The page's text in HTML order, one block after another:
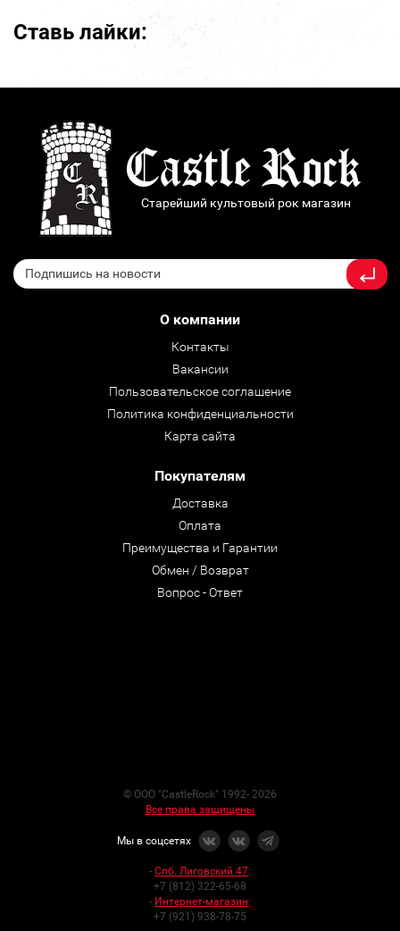
Ставь лайки:
Старейший культовый рок магазин
О компании
Контакты
Вакансии
Пользовательское соглашение
Политика конфиденциальности
Карта сайта
Покупателям
Доставка
Оплата
Преимущества и Гарантии
Обмен / Возврат
Вопрос - Ответ
© ООО "CastleRock" 1992- 2026
Все права защищены
Мы в соцсетях
- Спб. Лиговский 47:
+7 (812) 322-65-68
- Интернет-магазин:
+7 (921) 938-78-75